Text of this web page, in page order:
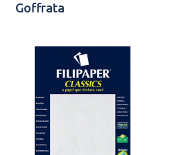
Goffrata